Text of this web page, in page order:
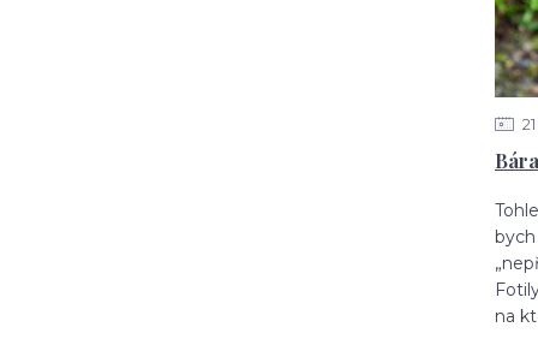
Bára
21
na